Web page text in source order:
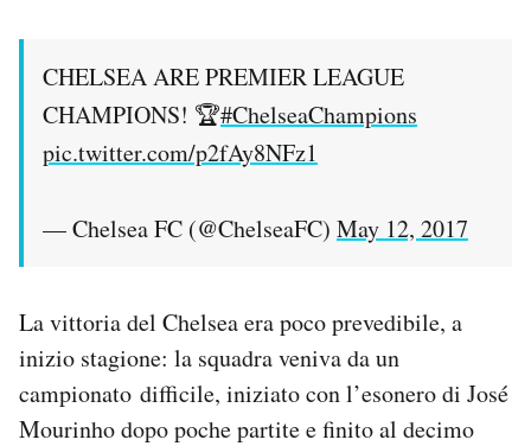
CHELSEA ARE PREMIER LEAGUE
CHAMPIONS! 🏆#ChelseaChampions
pic.twitter.com/p2fAy8NFz1
— Chelsea FC (@ChelseaFC) May 12, 2017
La vittoria del Chelsea era poco prevedibile, a
inizio stagione: la squadra veniva da un
campionato difficile, iniziato con l’esonero di José
Mourinho dopo poche partite e finito al decimo